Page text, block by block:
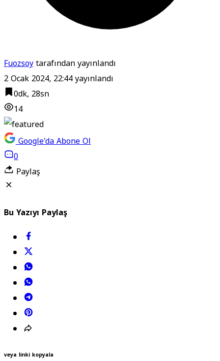
Fuozsoytarafından yayınlandı
2 Ocak 2024, 22:44yayınlandı
0dk, 28sn
14
Google'da Abone Ol
0
Paylaş
Bu Yazıyı Paylaş
veya linki kopyala